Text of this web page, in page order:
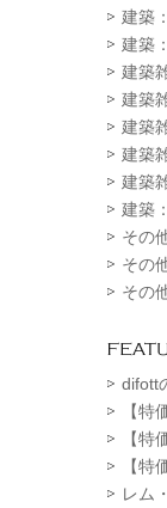
建築
建築
建築
建築
建築
建築
建築
建築
その
その
その
difott
【特
【特
【特
レム